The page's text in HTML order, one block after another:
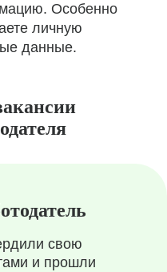
Особенно
личную
данные.
свою
и прошли